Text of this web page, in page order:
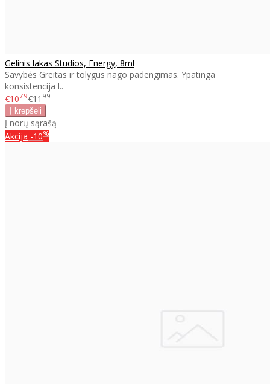
Gelinis lakas Studios, Energy, 8ml
Savybės Greitas ir tolygus nago padengimas. Ypatinga
konsistencija l..
€1079€11 99
Į norų sąrašą
Akcija -10%